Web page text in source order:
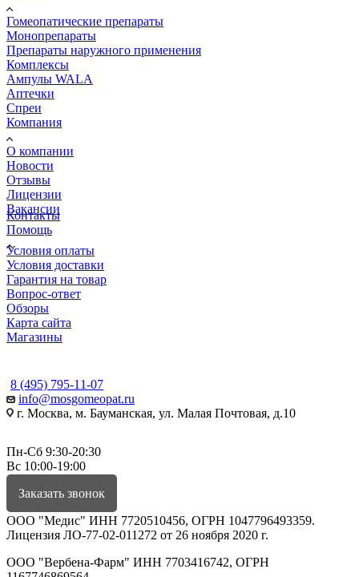
Гомеопатические препараты
Монопрепараты
Препараты наружного применения
Комплексы
Ампулы WALA
Аптечки
Спреи
Компания
О компании
Новости
Отзывы
Лицензии
Вакансии
Контакты
Помощь
Условия оплаты
Условия доставки
Гарантия на товар
Вопрос-ответ
Обзоры
Карта сайта
Магазины
8 (495) 795-11-07
info@mosgomeopat.ru
г. Москва, м. Бауманская, ул. Малая Почтовая, д.10
Пн-Сб 9:30-20:30
Вс 10:00-19:00
Заказать звонок
ООО "Медис" ИНН 7720510456, ОГРН 1047796493359.
Лицензия ЛО-77-02-011272 от 26 ноября 2020 г.
ООО "Вербена-Фарм" ИНН 7703416742, ОГРН